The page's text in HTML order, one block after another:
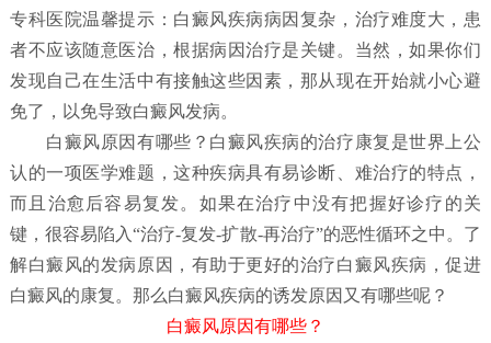
专科医院温馨提示：白癜风疾病病因复杂，治疗难度大，患
者不应该随意医治，根据病因治疗是关键。当然，如果你们
发现自己在生活中有接触这些因素，那从现在开始就小心避
免了，以免导致白癜风发病。
白癜风原因有哪些？ 白癜风疾病的治疗康复是世界上公
认的一项医学难题，这种疾病具有易诊断、难治疗的特点，
而且治愈后容易复发。如果在治疗中没有把握好诊疗的关
键，很容易陷入“治疗-复发-扩散-再治疗”的恶性循环之中。了
解白癜风的发病原因，有助于更好的治疗白癜风疾病，促进
白癜风的康复。那么白癜风疾病的诱发原因又有哪些呢？
白癜风原因有哪些？